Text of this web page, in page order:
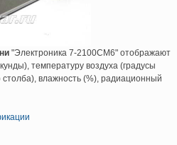
"Электроника 7-2100СМ6" отображают
температуру воздуха (градусы
влажность (%), радиационный